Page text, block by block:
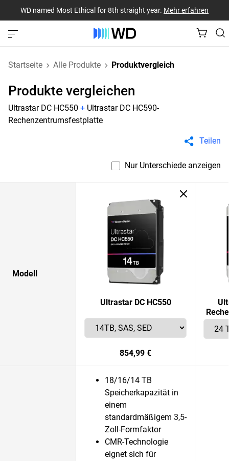
WD named Most Ethical for 8th straight year. Mehr erfahren
Startseite Alle Produkte Produktvergleich
Produkte vergleichen
Ultrastar DC HC550 + Ultrastar DC HC590-
Rechenzentrumsfestplatte
Teilen
Nur Unterschiede anzeigen
Modell
Ultrastar DC HC550
854,99 €
18/16/14 TB
Speicherkapazität in
einem
standardmäßigem 3,5-
Zoll-Formfaktor
CMR-Technologie
eignet sich für